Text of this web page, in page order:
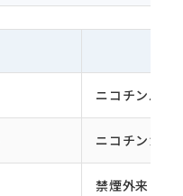
ニコチンパッ
ニコチンガム
禁煙外来